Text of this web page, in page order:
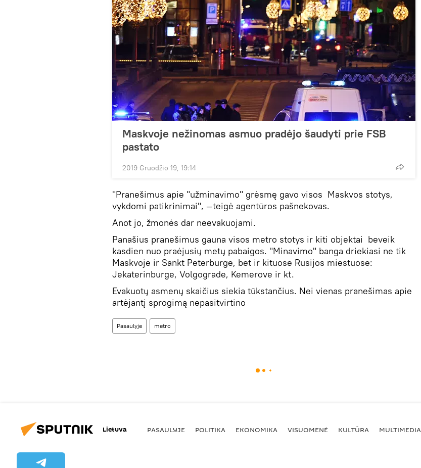
Maskvoje nežinomas asmuo pradėjo šaudyti prie FSB
pastato
2019 Gruodžio 19, 19:14
"Pranešimus apie "užminavimo" grėsmę gavo visos Maskvos stotys,
vykdomi patikrinimai", —teigė agentūros pašnekovas.
Anot jo, žmonės dar neevakuojami.
Panašius pranešimus gauna visos metro stotys ir kiti objektai beveik
kasdien nuo praėjusių metų pabaigos. "Minavimo" banga driekiasi ne tik
Maskvoje ir Sankt Peterburge, bet ir kituose Rusijos miestuose:
Jekaterinburge, Volgograde, Kemerove ir kt.
Evakuotų asmenų skaičius siekia tūkstančius. Nei vienas pranešimas apie
artėjantį sprogimą nepasitvirtino
Pasaulyje metro
Lietuva PASAULYJE POLITIKA EKONOMIKA VISUOMENĖ KULTŪRA MULTIMEDIA